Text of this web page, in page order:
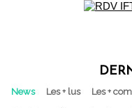
News Les + lus Les +